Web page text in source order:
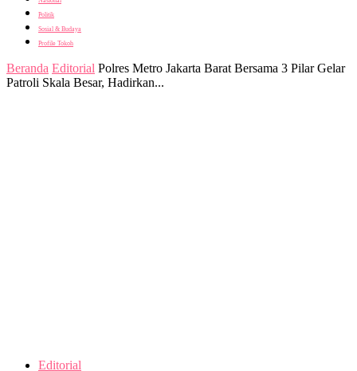
Politik
Sosial & Budaya
Profile Tokoh
Beranda Editorial Polres Metro Jakarta Barat Bersama 3 Pilar Gelar
Patroli Skala Besar, Hadirkan...
Editorial